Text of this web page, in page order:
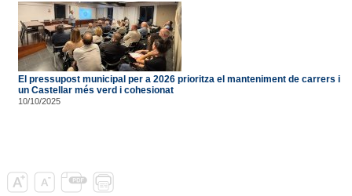
El pressupost municipal per a 2026 prioritza el manteniment de carrers i
un Castellar més verd i cohesionat
10/10/2025